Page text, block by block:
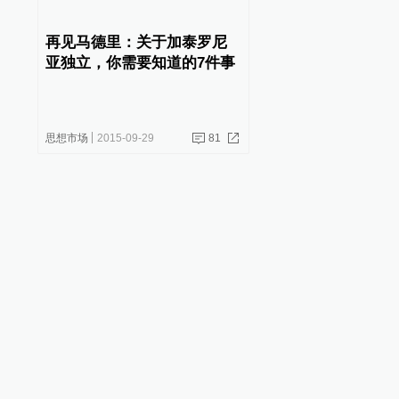
再见马德里：关于加泰罗尼
亚独立，你需要知道的7件事
思想市场 2015-09-29 81